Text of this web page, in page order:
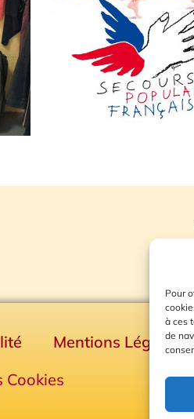
Pour
à ces
de
Mentions Légales
Cookies